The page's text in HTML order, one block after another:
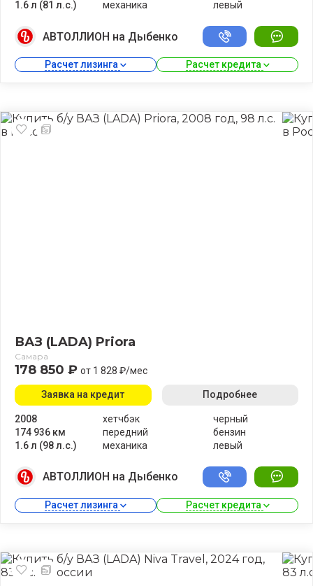
1.6 л (81 л.с.) механика левый
АВТОЛЛИОН на Дыбенко
Расчет лизинга Расчет кредита
ВАЗ (LADA) Priora
Самара
178 850 ₽ от 1 828 ₽/мес
2008
174 936 км
1.6 л (98 л.с.)
хетчбэк
передний
механика
черный
бензин
левый
Заявка на кредит Подробнее
АВТОЛЛИОН на Дыбенко
Расчет лизинга Расчет кредита